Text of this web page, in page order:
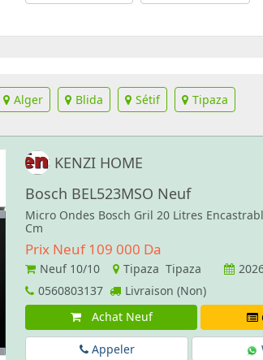
Alger Blida Sétif Tipaza
KENZI HOME
Bosch BEL523MSO Neuf
Micro Ondes Bosch Gril 20 Litres
Cm
Prix Neuf 109 000 Da
Neuf 10/10 Tipaza Tipaza
0560803137
Livraison (Non)
Achat Neuf
Appeler